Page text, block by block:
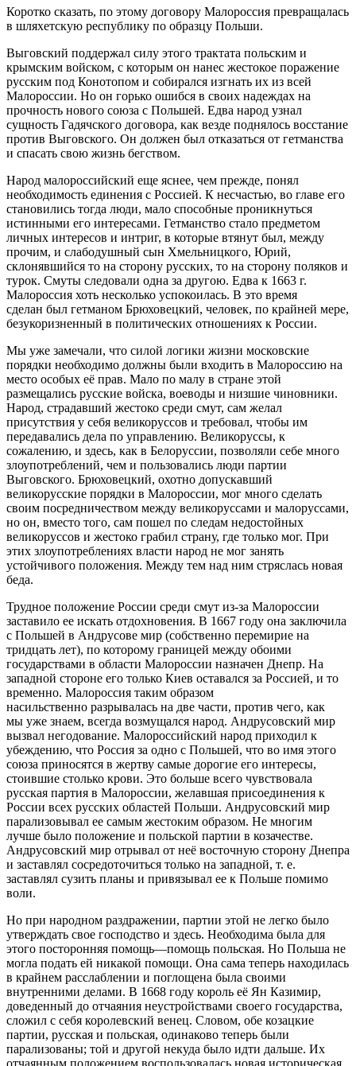
Коротко сказать, по этому договору Малороссия превращалась
в шляхетскую республику по образцу Польши.
Выговский поддержал силу этого трактата польским и
крымским войском, с которым он нанес жестокое поражение
русским под Конотопом и собирался изгнать их из всей
Малороссии. Но он горько ошибся в своих надеждах на
прочность нового союза с Польшей. Едва народ узнал
сущность Гадячского договора, как везде поднялось восстание
против Выговского. Он должен был отказаться от гетманства
и спасать свою жизнь бегством.
Народ малороссийский еще яснее, чем прежде, понял
необходимость единения с Россией. К несчастью, во главе его
становились тогда люди, мало способные проникнуться
истинными его интересами. Гетманство стало предметом
личных интересов и интриг, в которые втянут был, между
прочим, и слабодушный сын Хмельницкого, Юрий,
склонявшийся то на сторону русских, то на сторону поляков и
турок. Смуты следовали одна за другою. Едва к 1663 г.
Малороссия хоть несколько успокоилась. В это время
сделан был гетманом Брюховецкий, человек, по крайней мере,
безукоризненный в политических отношениях к России.
Мы уже замечали, что силой логики жизни московские
порядки необходимо должны были входить в Малороссию на
место особых её прав. Мало по малу в стране этой
размещались русские войска, воеводы и низшие чиновники.
Народ, страдавший жестоко среди смут, сам желал
присутствия у себя великоруссов и требовал, чтобы им
передавались дела по управлению. Великоруссы, к
сожалению, и здесь, как в Белоруссии, позволяли себе много
злоупотреблений, чем и пользовались люди партии
Выговского. Брюховецкий, охотно допускавший
великорусские порядки в Малороссии, мог много сделать
своим посредничеством между великоруссами и малоруссами,
но он, вместо того, сам пошел по следам недостойных
великоруссов и жестоко грабил страну, где только мог. При
этих злоупотреблениях власти народ не мог занять
устойчивого положения. Между тем над ним стряслась новая
беда.
Трудное положение России среди смут из-за Малороссии
заставило ее искать отдохновения. В 1667 году она заключила
с Польшей в Андрусове мир (собственно перемирие на
тридцать лет), по которому границей между обоими
государствами в области Малороссии назначен Днепр. На
западной стороне его только Киев оставался за Россией, и то
временно. Малороссия таким образом
насильственно разрывалась на две части, против чего, как
мы уже знаем, всегда возмущался народ. Андрусовский мир
вызвал негодование. Малороссийский народ приходил к
убеждению, что Россия за одно с Польшей, что во имя этого
союза приносятся в жертву самые дорогие его интересы,
стоившие столько крови. Это больше всего чувствовала
русская партия в Малороссии, желавшая присоединения к
России всех русских областей Польши. Андрусовский мир
парализовывал ее самым жестоким образом. Не многим
лучше было положение и польской партии в козачестве.
Андрусовский мир отрывал от неё восточную сторону Днепра
и заставлял сосредоточиться только на западной, т. е.
заставлял сузить планы и привязывал ее к Польше помимо
воли.
Но при народном раздражении, партии этой не легко было
утверждать свое господство и здесь. Необходима была для
этого посторонняя помощь—помощь польская. Но Польша не
могла подать ей никакой помощи. Она сама теперь находилась
в крайнем расслаблении и поглощена была своими
внутренними делами. В 1668 году король её Ян Казимир,
доведенный до отчаяния неустройствами своего государства,
сложил с себя королевский венец. Словом, обе козацкие
партии, русская и польская, одинаково теперь были
парализованы; той и другой некуда было идти дальше. Их